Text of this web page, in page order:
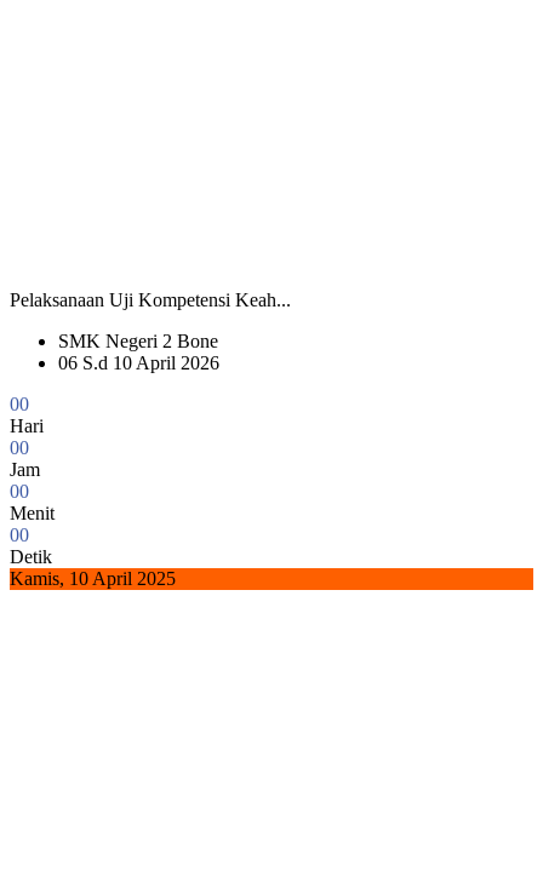
Pelaksanaan Uji Kompetensi Keah...
SMK Negeri 2 Bone
06 S.d 10 April 2026
00
Hari
00
Jam
00
Menit
00
Detik
Kamis, 10 April 2025